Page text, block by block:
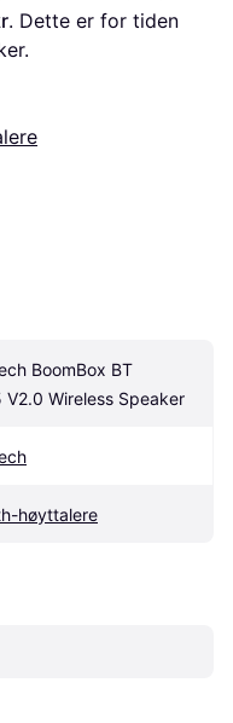
. Dette er for tiden
BoomBox BT
V2.0 Wireless Speaker
høyttalere